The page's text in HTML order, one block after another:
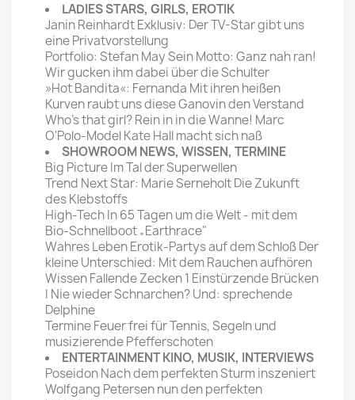
LADIES STARS, GIRLS, EROTIK
Janin Reinhardt Exklusiv: Der TV-Star gibt uns
eine Privatvorstellung
Portfolio: Stefan May Sein Motto: Ganz nah ran!
Wir gucken ihm dabei über die Schulter
»Hot Bandita«: Fernanda Mit ihren heißen
Kurven raubt uns diese Ganovin den Verstand
Who's that girl? Rein in in die Wanne! Marc
O'Polo-Model Kate Hall macht sich naß
SHOWROOM NEWS, WISSEN, TERMINE
Big Picture Im Tal der Superwellen
Trend Next Star: Marie Serneholt Die Zukunft
des Klebstoffs
High-Tech In 65 Tagen um die Welt - mit dem
Bio-Schnellboot „Earthrace"
Wahres Leben Erotik-Partys auf dem Schloß Der
kleine Unterschied: Mit dem Rauchen aufhören
Wissen Fallende Zecken 1 Einstürzende Brücken
I Nie wieder Schnarchen? Und: sprechende
Delphine
Termine Feuer frei für Tennis, Segeln und
musizierende Pfefferschoten
ENTERTAINMENT KINO, MUSIK, INTERVIEWS
Poseidon Nach dem perfekten Sturm inszeniert
Wolfgang Petersen nun den perfekten